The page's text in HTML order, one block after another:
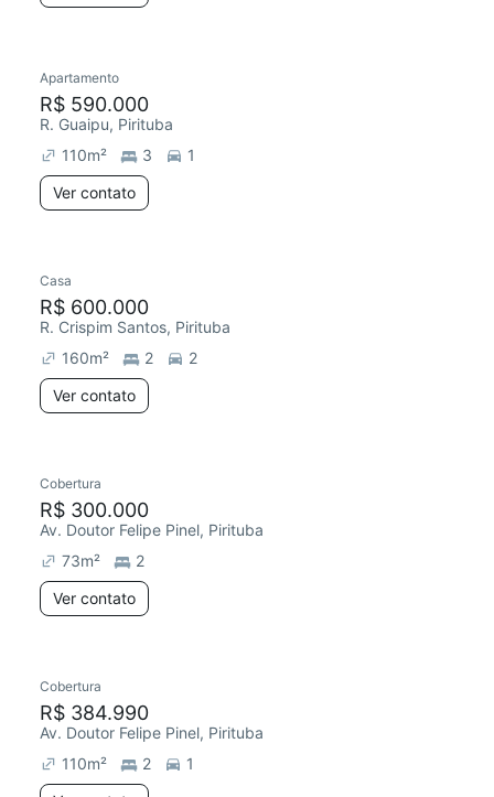
Apartamento
R$ 590.000
R. Guaipu, Pirituba
110m² 3
1
Ver contato
Casa
R$ 600.000
R. Crispim Santos, Pirituba
160m² 2
2
Ver contato
Cobertura
R$ 300.000
Av. Doutor Felipe Pinel, Pirituba
73m²
2
Ver contato
Cobertura
R$ 384.990
Av. Doutor Felipe Pinel, Pirituba
110m² 2
1